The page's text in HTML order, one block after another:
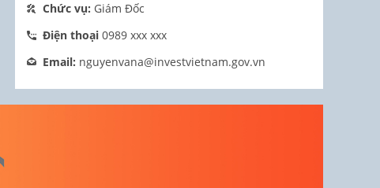
Chức vụ: Giám Đốc
Điện thoại 0989 xxx xxx
Email: nguyenvana@investvietnam.gov.vn